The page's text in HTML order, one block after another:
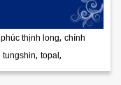
phúc thịnh long, chính
tungshin, topal,